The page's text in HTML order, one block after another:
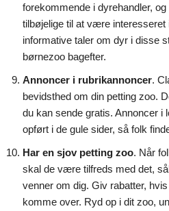
forekommende i dyrehandler,
tilbøjelige til at være interesseret
informative taler om dyr i disse
børnezoo bagefter.
Annoncer i rubrikannoncer.
bevidsthed om din petting zoo.
du kan sende gratis. Annoncer i
opført i de gule sider, så folk
Har en sjov petting zoo. Når
skal de være tilfreds med det,
venner om dig. Giv rabatter,
komme over. Ryd op i dit zoo,